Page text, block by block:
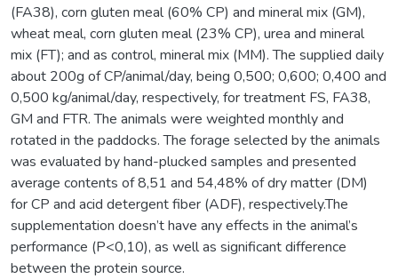
(FA38), corn gluten meal (60% CP) and mineral mix (GM),
wheat meal, corn gluten meal (23% CP), urea and mineral
mix (FT); and as control, mineral mix (MM). The supplied daily
about 200g of CP/animal/day, being 0,500; 0,600; 0,400 and
0,500 kg/animal/day, respectively, for treatment FS, FA38,
GM and FTR. The animals were weighted monthly and
rotated in the paddocks. The forage selected by the animals
was evaluated by hand-plucked samples and presented
average contents of 8,51 and 54,48% of dry matter (DM)
for CP and acid detergent fiber (ADF), respectively.The
supplementation doesn’t have any effects in the animal’s
performance (P<0,10), as well as significant difference
between the protein source.